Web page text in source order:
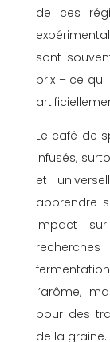
de ces
sont
prix – ce qui
Le café de
infusés,
et
apprendre
impact
l’arôme,
pour des
de la graine.